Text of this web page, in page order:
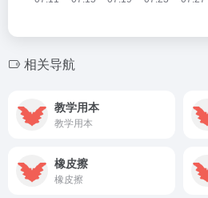
相关导航
教学用本
教学用本
橡皮擦
橡皮擦